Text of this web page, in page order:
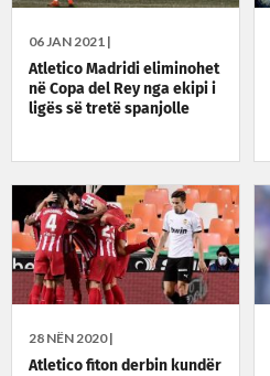
06 JAN 2021 |
Atletico Madridi eliminohet
në Copa del Rey nga ekipi i
ligës së tretë spanjolle
28 NËN 2020 |
Atletico fiton derbin kundër